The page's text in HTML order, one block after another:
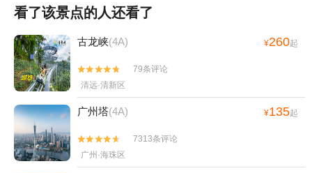
看了该景点的人还看了
古龙峡(4A) ¥260起


79条评论
清远·清新区
广州塔(4A) ¥135起


7313条评论
广州·海珠区